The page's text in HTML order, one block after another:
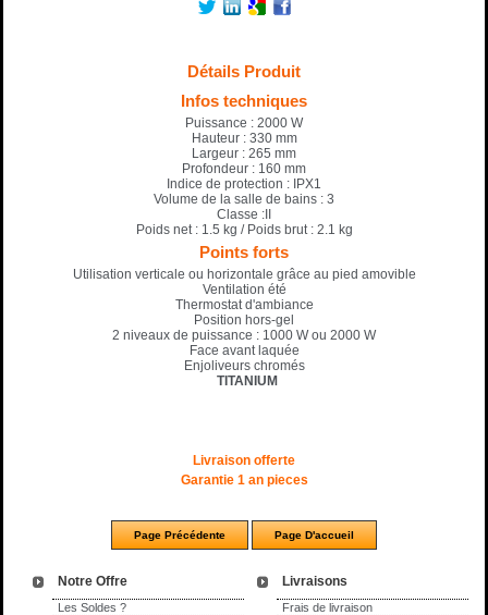
Notre Offre
Les Soldes ?
Livraisons
Frais de livraison
Détails Produit
Infos techniques
Puissance : 2000 W
Hauteur : 330 mm
Largeur : 265 mm
Profondeur : 160 mm
Indice de protection : IPX1
Volume de la salle de bains : 3
Classe :II
Poids net : 1.5 kg / Poids brut : 2.1 kg
Points forts
Utilisation verticale ou horizontale grâce au pied amovible
Ventilation été
Thermostat d'ambiance
Position hors-gel
2 niveaux de puissance : 1000 W ou 2000 W
Face avant laquée
Enjoliveurs chromés
TITANIUM
Livraison offerte
Garantie 1 an pieces